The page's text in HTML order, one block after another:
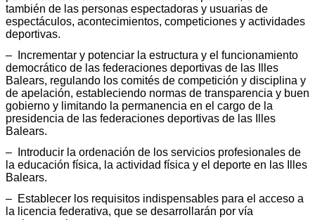
también de las personas espectadoras y usuarias de
espectáculos, acontecimientos, competiciones y actividades
deportivas.
– Incrementar y potenciar la estructura y el funcionamiento
democrático de las federaciones deportivas de las Illes
Balears, regulando los comités de competición y disciplina y
de apelación, estableciendo normas de transparencia y buen
gobierno y limitando la permanencia en el cargo de la
presidencia de las federaciones deportivas de las Illes
Balears.
– Introducir la ordenación de los servicios profesionales de
la educación física, la actividad física y el deporte en las Illes
Balears.
– Establecer los requisitos indispensables para el acceso a
la licencia federativa, que se desarrollarán por vía